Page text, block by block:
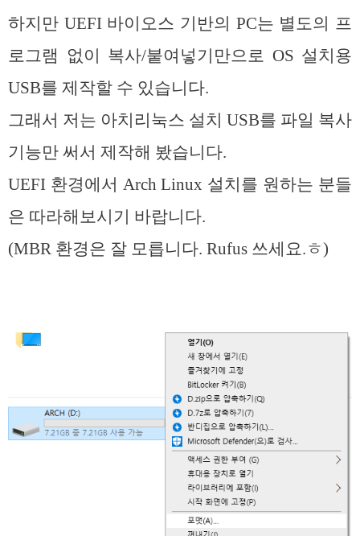
하지만 UEFI 바이오스 기반의 PC는 별도의 프
로그램 없이 복사/붙여넣기만으로 OS 설치용
USB를 제작할 수 있습니다.
그래서 저는 아치리눅스 설치 USB를 파일 복사
기능만 써서 제작해 봤습니다.
UEFI 환경에서 Arch Linux 설치를 원하는 분들
은 따라해보시기 바랍니다.
(MBR 환경은 잘 모릅니다. Rufus 쓰세요.ㅎ)